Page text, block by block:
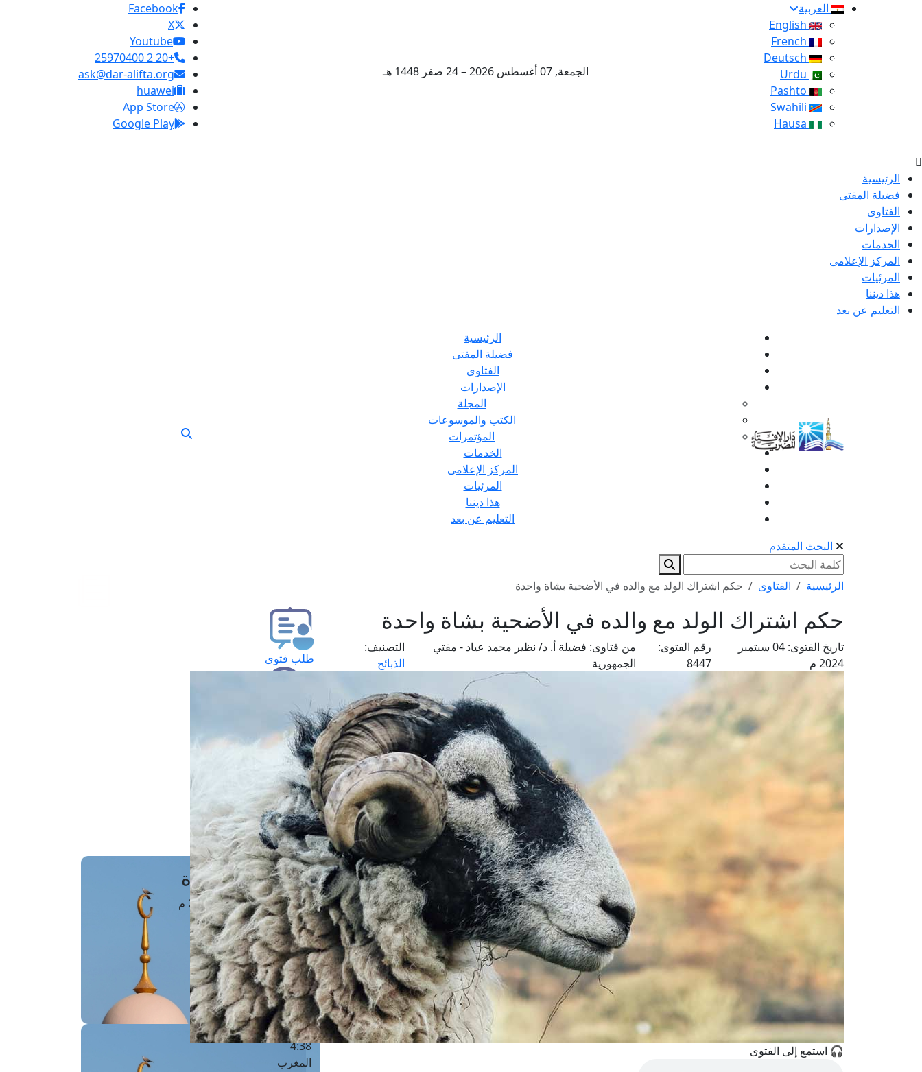
العربية
الجمعة, 07 أغسطس 2026 – 24 صفر 1448 هـ
Facebook
X
Youtube
+20 2 25970400
ask@dar-alifta.org
huawei
App Store
Google Play
الرئيسية
فضيلة المفتى
الفتاوى
الإصدارات
الخدمات
المركز الإعلامى
المرئيات
هذا ديننا
التعليم عن بعد
الرئيسية
فضيلة المفتى
الفتاوى
الإصدارات
المجلة
الكتب والموسوعات
المؤتمرات
الخدمات
المركز الإعلامى
المرئيات
هذا ديننا
التعليم عن بعد
البحث المتقدم
الرئيسية الفتاوى حكم اشتراك الولد مع والده في الأضحية بشاة واحدة
حكم اشتراك الولد مع والده في الأضحية بشاة واحدة
تاريخ الفتوى:
04 سبتمبر
2024 م
رقم الفتوى:
8447
من فتاوى: فضيلة أ. د/ نظير محمد عياد - مفتي
الجمهورية
التصنيف:
الذبائح
🎧 استمع إلى الفتوى
طلب فتوى
استعلام عن فتوى
حجز موعد
الفتوى الهاتفية
مَواقِيتُ الصَّـــلاة
القاهرة · 07 أغسطس 2026 م
الفجر
4 :41
الشروق
6 :17
الظهر
1 : 1
العصر
4:38
المغرب